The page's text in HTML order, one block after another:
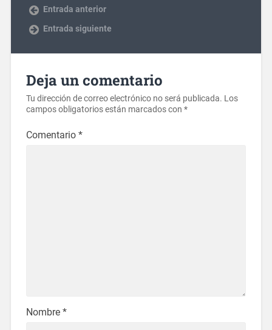
Entrada anterior
Entrada siguiente
Deja un comentario
Tu dirección de correo electrónico no será publicada. Los
campos obligatorios están marcados con *
Comentario *
Nombre *